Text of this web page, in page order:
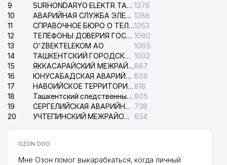
9
SURHONDARYO ELEKTR TARMOKLARI АО 1378
10
АВАРИЙНАЯ СЛУЖБА ЭЛЕКТРОСЕТИ ТАШКЕНТСКОГО РАЙОНА 1286
11
СПРАВОЧНОЕ БЮРО О ТЕЛЕФОНАХ ОРГАНИЗАЦИЙ г. ТАШКЕНТА1263
12
ТЕЛЕФОНЫ ДОВЕРИЯ ГОСУДАРСТВЕННОГО ЦЕНТРА ТЕСТИРОВАНИЯ 1080
13
O'ZBEKTELEKOM АО
1065
14
ТАШКЕНТСКИЙ ГОРОДСКОЙ СУД ПО ГРАЖДАНСКИМ ДЕЛАМ 1002
15
ЯККАСАРАЙСКИЙ МЕЖРАЙОННЫЙ СУД ПО ГРАЖДАНСКИМ ДЕЛАМ887
16
ЮНУСАБАДСКАЯ АВАРИЙНАЯ СЛУЖБА ЭЛЕКТРОСЕТИ 858
17
НАВОИЙСКОЕ ТЕРРИТОРИАЛЬНОЕ ПРЕДПРИЯТИЕ ЭЛЕКТРОСЕТИ АО 818
18
Ташкентский следственный изолятор 805
19
СЕРГЕЛИЙСКАЯ АВАРИЙНАЯ СЛУЖБА ЭЛЕКТРОСЕТИ 738
20
УЧТЕПИНСКИЙ МЕЖРАЙОННЫЙ СУД ПО ГРАЖДАНСКИМ ДЕЛАМ 634
OZON ООО
Мне Озон помог выкарабкаться, когда личный